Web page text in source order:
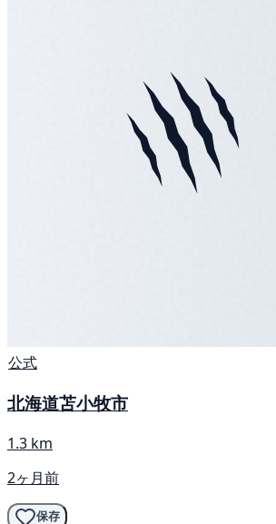
公式
北海道苫小牧市
1.3 km
2ヶ月前
保存